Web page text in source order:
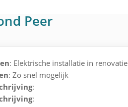
Peer
: Elektrische installatie in renovatie
: Zo snel mogelijk
:
: